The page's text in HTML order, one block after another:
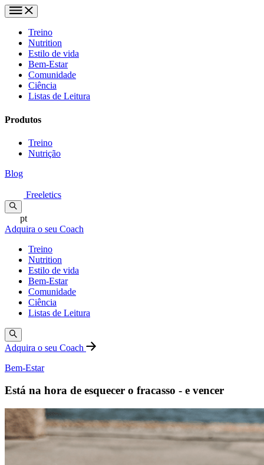
Treino
Nutrition
Estilo de vida
Bem-Estar
Comunidade
Ciência
Listas de Leitura
Produtos
Treino
Nutrição
Blog
Freeletics
pt
Adquira o seu Coach
Treino
Nutrition
Estilo de vida
Bem-Estar
Comunidade
Ciência
Listas de Leitura
Adquira o seu Coach
Bem-Estar
Está na hora de esquecer o fracasso - e vencer